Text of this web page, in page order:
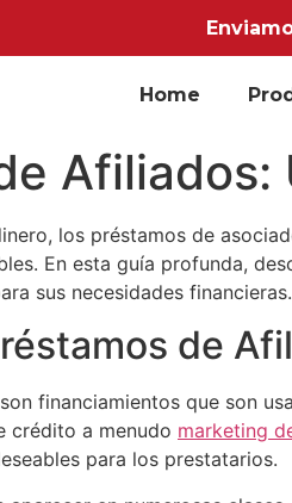
Home
Afiliados:
los préstamos de
En esta guía profunda,
sus necesidades financieras.
de
financiamientos que son
crédito a menudo marketing
para los prestatarios.